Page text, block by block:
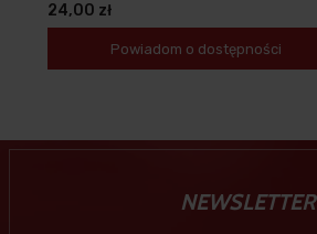
24,00 zł
Powiadom o dostępności
NEWSLETTER